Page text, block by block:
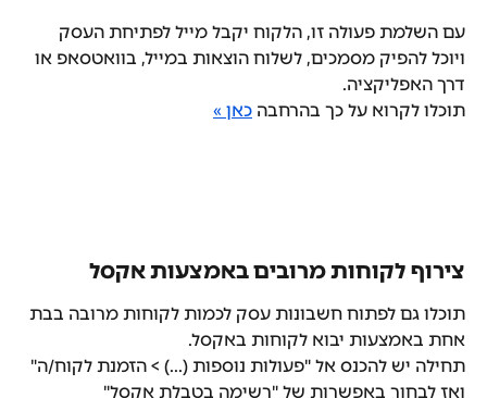
עם השלמת פעולה זו, הלקוח יקבל מייל לפתיחת העסק
ויוכל להפיק מסמכים, לשלוח הוצאות במייל, בוואטסאפ או
דרך האפליקציה.
תוכלו לקרוא על כך בהרחבה כאן »
צירוף לקוחות מרובים באמצעות אקסל
תוכלו גם לפתוח חשבונות עסק לכמות לקוחות מרובה בבת
אחת באמצעות יבוא לקוחות באקסל.
תחילה יש להכנס אל "פעולות נוספות (...) > הזמנת לקוח/ה"
ואז לבחור באפשרות של "רשימה בטבלת אקסל"